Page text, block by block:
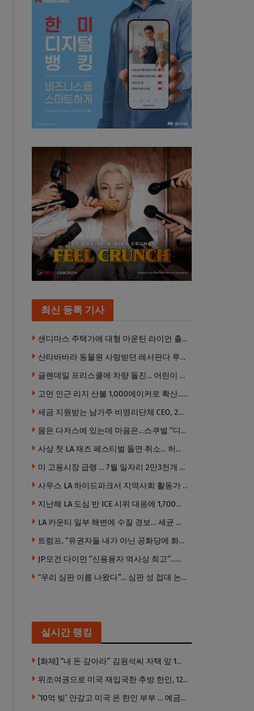
최신 등록 기사
샌디마스 주택가에 대형 마운틴 라이언 출몰… 당국 긴급 대응, 주민 접근 자제 당부
산타바바라 동물원 사랑받던 레서판다 루비 사망… 갓 태어난 새끼 2마리 잃은 지 수주 만
글렌데일 프리스쿨에 차량 돌진… 어린이 8명 경상
고먼 인근 리지 산불 1,000에이커로 확산… 5번 프리웨이 양방향 전면 폐쇄
세금 지원받는 남가주 비영리단체 CEO, 2년간 160만 달러 이상 받아… 미사용 휴가수당만 수십만 달러
몸은 다저스에 있는데 마음은…스쿠벌 “디트로이트로 돌아가고파”
사상 첫 LA 재즈 페스티벌 돌연 취소… 허가·행사 준비 문제로 일정 변경
미 고용시장 급랭 … 7월 일자리 2만3천개 감소 ‘예상 밖 쇼크’
사우스 LA 하이드파크서 지역사회 활동가 대낮 총격 사망… 용의자 도주
지난해 LA 도심 반 ICE 시위 대응에 1,700만 달러 이상 지출… LAPD, 대규모 시위 대비 강화 필요
LA 카운티 일부 해변에 수질 경보… 세균 수치 기준 초과, 입수 자제 당부
트럼프, “유권자들 내가 아닌 공화당에 화난 것”
JP모건 다이먼 “신용융자 역사상 최고”…숨은 레버리지 경고
“우리 심판 이름 나왔다”… 심판 성 접대 논란에 日 축구계 발칵
실시간 랭킹
[화제] “내 돈 갚아라” 김원석씨 자택 앞 1인 광대 시위 … 한인 투자사, “108만 달러 못받아”
위조여권으로 미국 재입국한 추방 한인, 120만 달러 은행 사기 행각
’10억 빚’ 안갚고 미국 온 한인 부부 … 예금보험공사, 미국서 소송